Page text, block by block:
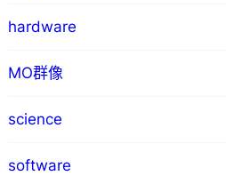
hardware
MO群像
science
software